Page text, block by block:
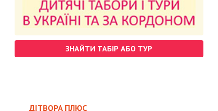
ЗНАЙТИ ТАБІР АБО ТУР
ДІТВОРА ПЛЮС